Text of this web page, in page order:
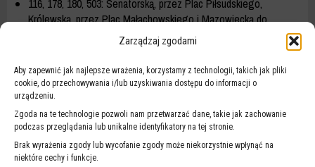
Zarządzaj zgodami
Aby zapewnić jak najlepsze wrażenia, korzystamy z technologii, takich jak pliki
cookie, do przechowywania i/lub uzyskiwania dostępu do informacji o
urządzeniu.
Zgoda na te technologie pozwoli nam przetwarzać dane, takie jak zachowanie
podczas przeglądania lub unikalne identyfikatory na tej stronie.
Brak wyrażenia zgody lub wycofanie zgody może niekorzystnie wpłynąć na
niektóre cechy i funkcje.
116, 178, 180, 503: Senatorską, przez Plac Piłsudskiego,
Królewską, przez Plac Małachowskiego i Mazowiecką do
128 i 175 w kierunku Szczęśliwic i Lotniska Chopina pojadą:
Miodową, Senatorską, przez Plac Piłsudskiego, Królewską i
Marszałkowską, a na Plac Piłsudskiego wrócą przez
Marszałkowską i Królewską;
N44: Senatorską, przez Plac Piłsudskiego, Królewską i
Marszałkowską.
Szczegółowe informacje na temat kursowania autobusów na
stronie internetowej